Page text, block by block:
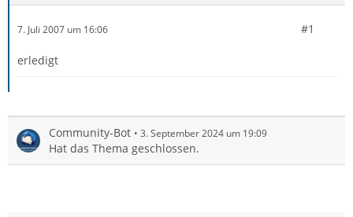
7. Juli 2007 um 16:06 #1
erledigt
Community-Bot 3. September 2024 um 19:09
Hat das Thema geschlossen.